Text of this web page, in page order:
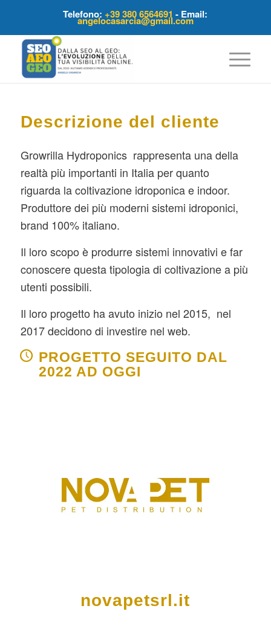
Telefono:+39 380 6564691 - Email:
angelocasarcia@gmail.com
Descrizione del cliente
Growrilla Hydroponics rappresenta una della
realtà più importanti in Italia per quanto
riguarda la coltivazione idroponica e indoor.
Produttore dei più moderni sistemi idroponici,
brand 100% italiano.
Il loro scopo è produrre sistemi innovativi e far
conoscere questa tipologia di coltivazione a più
utenti possibili.
Il loro progetto ha avuto inizio nel 2015, nel
2017 decidono di investire nel web.
PROGETTO SEGUITO DAL
2022 AD OGGI
novapetsrl.it